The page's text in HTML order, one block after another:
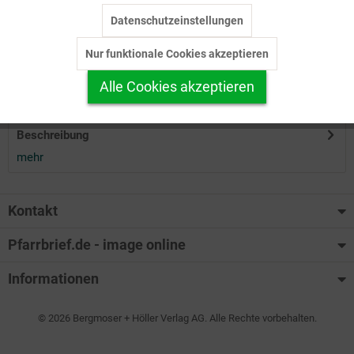
Herunterladen
Auf Ihren Merkzettel setzen
Beschreibung
mehr
Kontakt
Pfarrbrief.de - image online
Informationen
© 2026 Bergmoser + Höller Verlag AG. Alle Rechte vorbehalten.
Personalisierung Inaktiv
Service
Datenschutzeinstellungen
Nur funktionale Cookies akzeptieren
Alle Cookies akzeptieren